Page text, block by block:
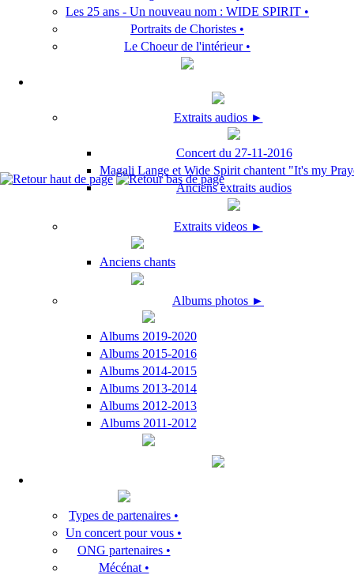
Les 25 ans - Un nouveau nom : WIDE SPIRIT •
Portraits de Choristes •
Le Choeur de l'intérieur •
Extraits audios ►
Concert du 27-11-2016
Magali Lange et Wide Spirit chantent "It's my
Anciens extraits audios
Extraits videos ►
Anciens chants
Albums photos ►
Albums 2019-2020
Albums 2015-2016
Albums 2014-2015
Albums 2013-2014
Albums 2012-2013
Albums 2011-2012
Types de partenaires •
Un concert pour vous •
ONG partenaires •
Mécénat •